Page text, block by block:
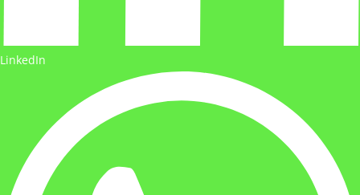
LinkedIn